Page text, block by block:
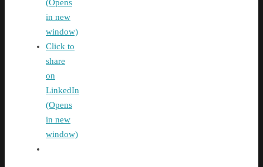
(Opens
in new
window)
Click to
share
on
LinkedIn
(Opens
in new
window)